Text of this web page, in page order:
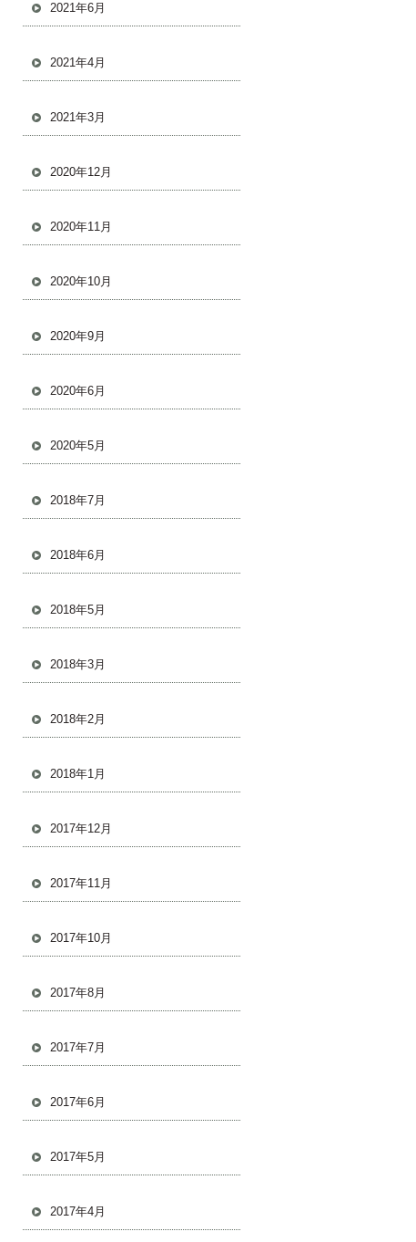
2021年6月
2021年4月
2021年3月
2020年12月
2020年11月
2020年10月
2020年9月
2020年6月
2020年5月
2018年7月
2018年6月
2018年5月
2018年3月
2018年2月
2018年1月
2017年12月
2017年11月
2017年10月
2017年8月
2017年7月
2017年6月
2017年5月
2017年4月